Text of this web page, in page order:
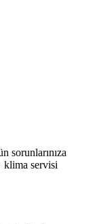
sorunlarınıza
klima servisi